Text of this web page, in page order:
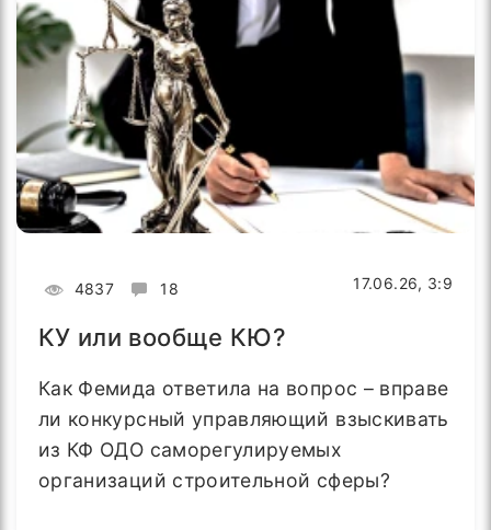
4837 18 17.06.26, 3:9
КУ или вообще КЮ?
Как Фемида ответила на вопрос – вправе
ли конкурсный управляющий взыскивать
из КФ ОДО саморегулируемых
организаций строительной сферы?